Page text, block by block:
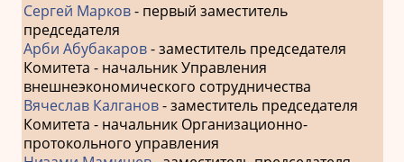
Сергей Марков- первый заместитель
председателя
Арби Абубакаров- заместитель председателя
Комитета - начальник Управления
внешнеэкономического сотрудничества
Вячеслав Калганов- заместитель председателя
Комитета - начальник Организационно-
протокольного управления